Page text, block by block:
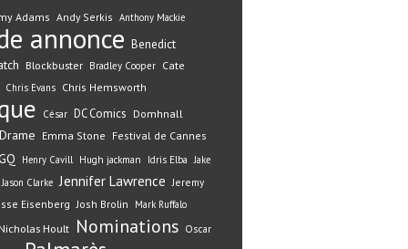
Adams Andy Serkis Anthony Mackie
annonce Benedict
Blockbuster Bradley Cooper Cate
Chris Evans Chris Hemsworth
César DC Comics Domhnall
Drame Emma Stone Festival de Cannes
Henry Cavill Hugh jackman Idris Elba Jake
Jason Clarke Jennifer Lawrence Jeremy
Eisenberg Josh Brolin Mark Ruffalo
Nicholas Hoult Nominations Oscar